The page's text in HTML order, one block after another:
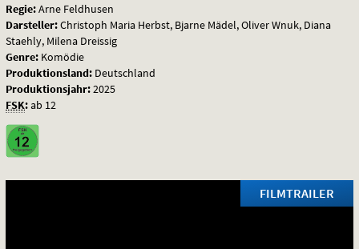
Regie:Arne Feldhusen
Darsteller:Christoph Maria Herbst, Bjarne Mädel, Oliver Wnuk, Diana
Staehly, Milena Dreissig
Genre: Komödie
Produktionsland: Deutschland
Produktionsjahr:2025
FSK:ab 12
FILMTRAILER